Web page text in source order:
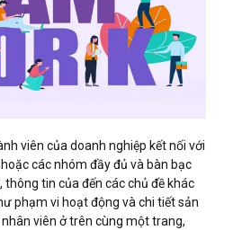
viên của doanh nghiệp kết nối với
các nhóm đầy đủ và bàn bạc
tin của đến các chủ đề khác
phạm vi hoạt động và chi tiết sản
viên ở trên cùng một trang,